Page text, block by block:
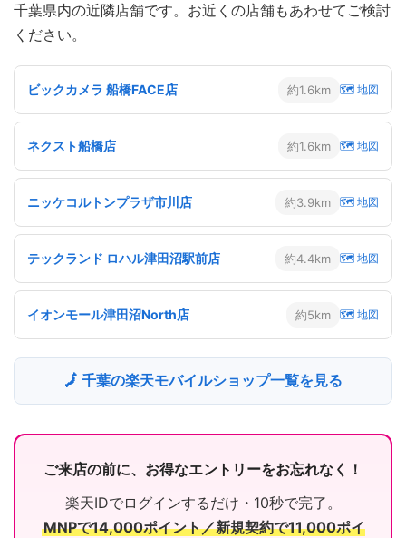
千葉県内の近隣店舗です。お近くの店舗もあわせてご検討
ください。
ビックカメラ 船橋FACE店 約1.6km 🗺 地図
ネクスト船橋店 約1.6km 🗺 地図
ニッケコルトンプラザ市川店 約3.9km 🗺 地図
テックランド ロハル津田沼駅前店 約4.4km 🗺 地図
イオンモール津田沼North店 約5km 🗺 地図
🗾 千葉の楽天モバイルショップ一覧を見る
ご来店の前に、お得なエントリーをお忘れなく！
楽天IDでログインするだけ・10秒で完了。
MNPで14,000ポイント／新規契約で11,000ポイ